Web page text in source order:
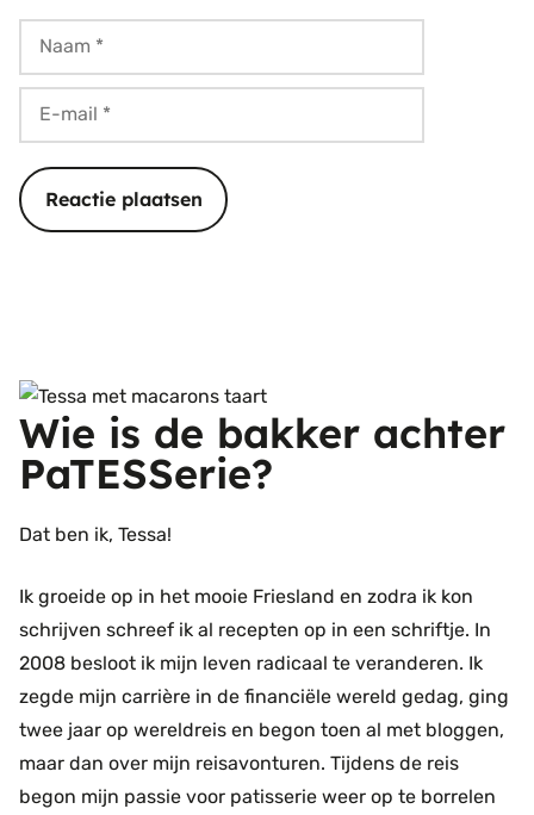
Wie is de bakker achter
PaTESSerie?
Dat ben ik, Tessa!
Ik groeide op in het mooie Friesland en zodra ik kon
schrijven schreef ik al recepten op in een schriftje. In
2008 besloot ik mijn leven radicaal te veranderen. Ik
zegde mijn carrière in de financiële wereld gedag, ging
twee jaar op wereldreis en begon toen al met bloggen,
maar dan over mijn reisavonturen. Tijdens de reis
begon mijn passie voor patisserie weer op te borrelen